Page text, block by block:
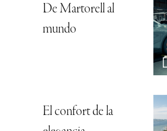
De Martorell al
mundo
El confort de la